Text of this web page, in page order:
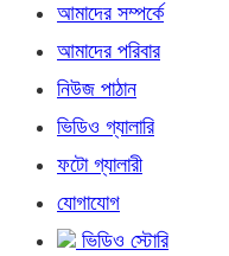
আমাদের সম্পর্কে
আমাদের পরিবার
নিউজ পাঠান
ভিডিও গ্যালারি
ফটো গ্যালারী
যোগাযোগ
ভিডিও স্টোরি